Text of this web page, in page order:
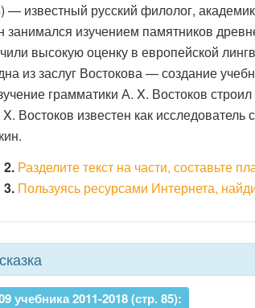
— известный русский филолог, академик
изучением памятников
высокую оценку в европейской
из заслуг Востокова — создание
грамматики А. X. Востоков
Востоков известен как исследователь
2. Разделите текст на части, составьте
3. Пользуясь ресурсами Интернета,
учебника 2011-2018 (стр. 85):